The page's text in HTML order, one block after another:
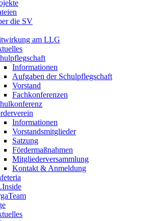
die SV
am LLG
Informationen
Aufgaben der Schulpflegschaft
Vorstand
Fachkonferenzen
Informationen
Vorstandsmitglieder
Satzung
Fördermaßnahmen
Mitgliederversammlung
Kontakt & Anmeldung